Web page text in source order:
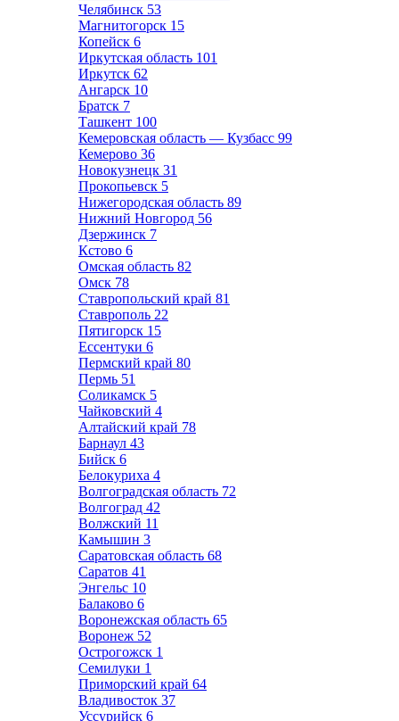
Челябинск 53
Магнитогорск 15
Копейск 6
Иркутская область 101
Иркутск 62
Ангарск 10
Братск 7
Ташкент 100
Кемеровская область — Кузбасс 99
Кемерово 36
Новокузнецк 31
Прокопьевск 5
Нижегородская область 89
Нижний Новгород 56
Дзержинск 7
Кстово 6
Омская область 82
Омск 78
Ставропольский край 81
Ставрополь 22
Пятигорск 15
Ессентуки 6
Пермский край 80
Пермь 51
Соликамск 5
Чайковский 4
Алтайский край 78
Барнаул 43
Бийск 6
Белокуриха 4
Волгоградская область 72
Волгоград 42
Волжский 11
Камышин 3
Саратовская область 68
Саратов 41
Энгельс 10
Балаково 6
Воронежская область 65
Воронеж 52
Острогожск 1
Семилуки 1
Приморский край 64
Владивосток 37
Уссурийск 6